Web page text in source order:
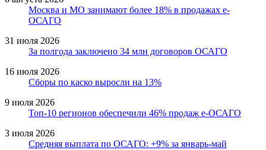
Москва и МО занимают более 18% в продажах е-
ОСАГО
31 июля 2026
За полгода заключено 34 млн договоров ОСАГО
16 июля 2026
Сборы по каско выросли на 13%
9 июля 2026
Топ-10 регионов обеспечили 46% продаж е-ОСАГО
3 июля 2026
Средняя выплата по ОСАГО: +9% за январь-май